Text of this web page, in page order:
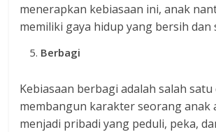
menerapkan kebiasaan ini, anak
memiliki gaya hidup yang bersih dan
Berbagi
Kebiasaan berbagi adalah salah satu
membangun karakter seorang anak
menjadi pribadi yang peduli, peka,